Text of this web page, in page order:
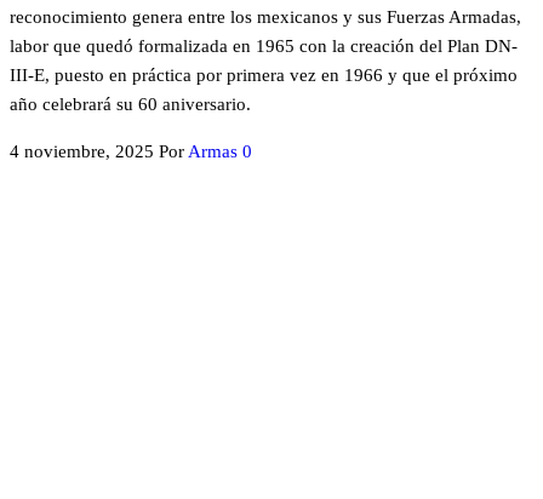
reconocimiento genera entre los mexicanos y sus Fuerzas Armadas,
labor que quedó formalizada en 1965 con la creación del Plan DN-
III-E, puesto en práctica por primera vez en 1966 y que el próximo
año celebrará su 60 aniversario.
4 noviembre, 2025 PorArmas 0